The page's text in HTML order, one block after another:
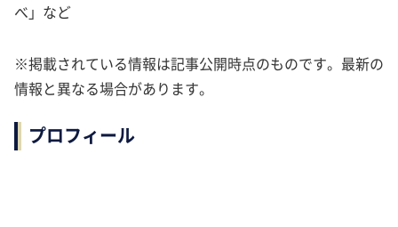
べ」など
※掲載されている情報は記事公開時点のものです。最新の
情報と異なる場合があります。
プロフィール